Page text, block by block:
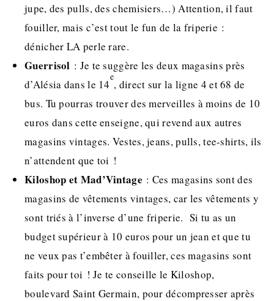
jupe, des pulls, des chemisiers…) Attention, il faut
fouiller, mais c’est tout le fun de la friperie :
dénicher LA perle rare.
Guerrisol : Je te suggère les deux magasins près
d’Alésia dans le 14
e
, direct sur la ligne 4 et 68 de
bus. Tu pourras trouver des merveilles à moins de 10
euros dans cette enseigne, qui revend aux autres
magasins vintages. Vestes, jeans, pulls, tee-shirts, ils
n’attendent que toi !
Kiloshop et Mad’Vintage : Ces magasins sont des
magasins de vêtements vintages, car les vêtements y
sont triés à l’inverse d’une friperie. Si tu as un
budget supérieur à 10 euros pour un jean et que tu
ne veux pas t’embêter à fouiller, ces magasins sont
faits pour toi ! Je te conseille le Kiloshop,
boulevard Saint Germain, pour décompresser après